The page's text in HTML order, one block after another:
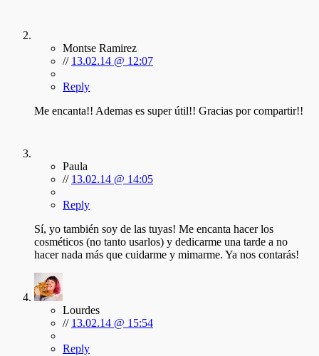
Montse Ramirez
// 13.02.14 @ 12:07
Reply
Me encanta!! Ademas es super útil!! Gracias por compartir!!
Paula
// 13.02.14 @ 14:05
Reply
Sí, yo también soy de las tuyas! Me encanta hacer los
cosméticos (no tanto usarlos) y dedicarme una tarde a no
hacer nada más que cuidarme y mimarme. Ya nos contarás!
Lourdes
// 13.02.14 @ 15:54
Reply